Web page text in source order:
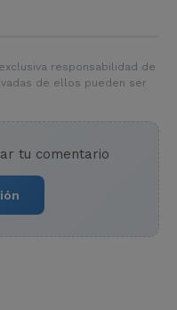
responsabilidad de
de ellos pueden ser
tu comentario